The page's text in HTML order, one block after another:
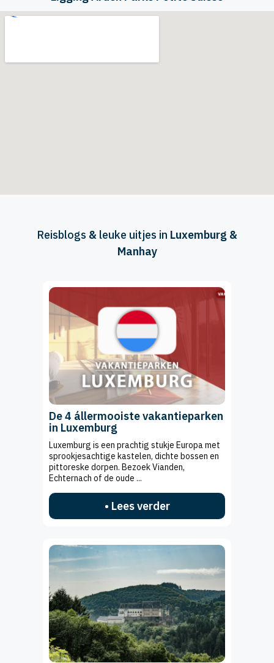
Reisblogs & leuke uitjes in Luxemburg &
Manhay
De 4 állermooiste vakantieparken
in Luxemburg
Luxemburg is een prachtig stukje Europa met
sprookjesachtige kastelen, dichte bossen en
pittoreske dorpen. Bezoek Vianden,
Echternach of de oude ...
• Lees verder